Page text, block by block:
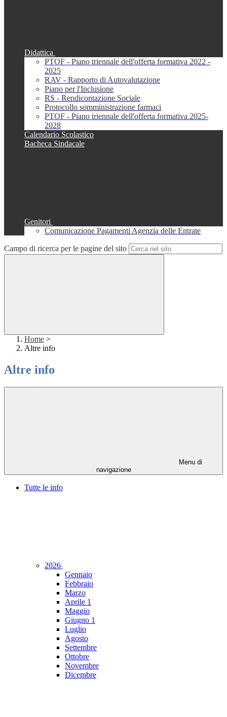
Didattica
PTOF - Piano triennale dell'offerta formativa 2022 -
2025
RAV - Rapporto di Autovalutazione
Piano per l'Inclusione
RS - Rendicontazione Sociale
Protocollo somministrazione farmaci
PTOF - Piano triennale dell'offerta formativa 2025-
2028
Calendario Scolastico
Bacheca Sindacale
Genitori
Comunicazione Pagamenti Agenzia delle Entrate
Campo di ricerca per le pagine del sito
Home >
Altre info
Altre info
Menu di
navigazione
Tutte le info
2026
Gennaio
Febbraio
Marzo
Aprile 1
Maggio
Giugno 1
Luglio
Agosto
Settembre
Ottobre
Novembre
Dicembre